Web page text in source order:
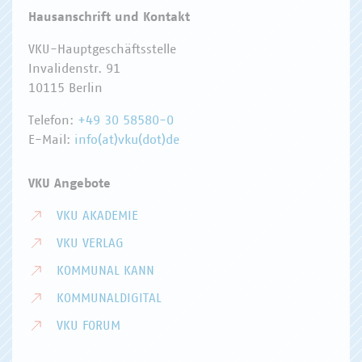
Hausanschrift und Kontakt
VKU-Hauptgeschäftsstelle
Invalidenstr. 91
10115 Berlin
Telefon: +49 30 58580-0
E-Mail: info(at)vku(dot)de
VKU Angebote
VKU AKADEMIE
VKU VERLAG
KOMMUNAL KANN
KOMMUNALDIGITAL
VKU FORUM